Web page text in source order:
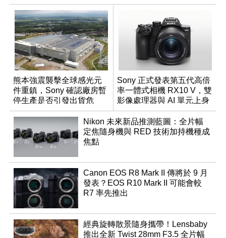
熊本強震襲擊全球感光元
件重鎮，Sony 確認廠房暫
停生產是否引發出貨危
機？
Sony 正式發表第五代高倍
率一體式相機 RX10 V，雙
影像處理器與 AI 單元上身
Nikon 未來新品推測藍圖：全片幅
定焦隨身機與 RED 技術加持機種成
焦點
Canon EOS R8 Mark II 傳將於 9 月
發表？EOS R10 Mark II 可能會較
R7 率先推出
經典旋轉散景隨身攜帶！Lensbaby
推出全新 Twist 28mm F3.5 全片幅